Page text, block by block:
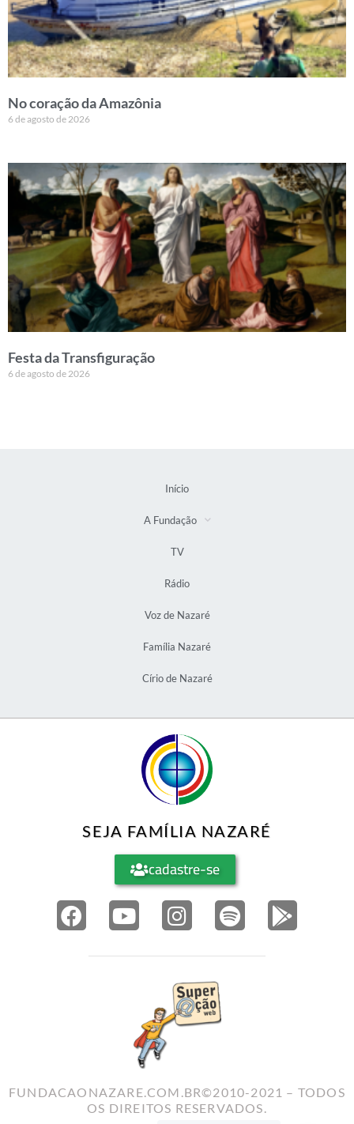
No coração da Amazônia
6 de agosto de 2026
Festa da Transfiguração
6 de agosto de 2026
Início
A Fundação
TV
Rádio
Voz de Nazaré
Família Nazaré
Círio de Nazaré
SEJA FAMÍLIA NAZARÉ
cadastre-se
FUNDACAONAZARE.COM.BR©2010-2021 – TODOS
OS DIREITOS RESERVADOS.